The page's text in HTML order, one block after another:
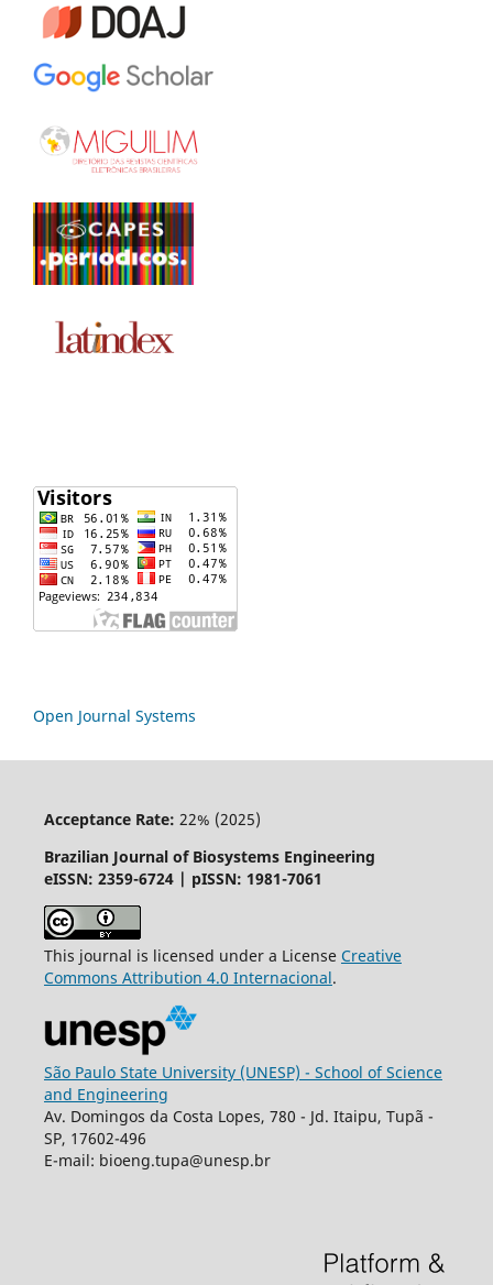
Open Journal Systems
Acceptance Rate: 22% (2025)
Brazilian Journal of Biosystems Engineering
eISSN: 2359-6724 | pISSN: 1981-7061
This journal is licensed under a License Creative
Commons Attribution 4.0 Internacional.
São Paulo State University (UNESP) - School of Science
and Engineering
Av. Domingos da Costa Lopes, 780 - Jd. Itaipu, Tupã -
SP, 17602-496
E-mail: bioeng.tupa@unesp.br